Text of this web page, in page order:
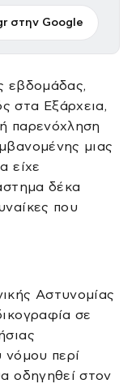
στην Google
εβδομάδας,
στα Εξάρχεια,
παρενόχληση
μιας
είχε
δέκα
που
Αστυνομίας
σε
νόμου περί
οδηγηθεί στον